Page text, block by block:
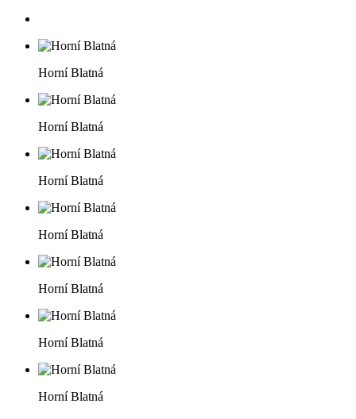
Horní Blatná
Horní Blatná
Horní Blatná
Horní Blatná
Horní Blatná
Horní Blatná
Horní Blatná